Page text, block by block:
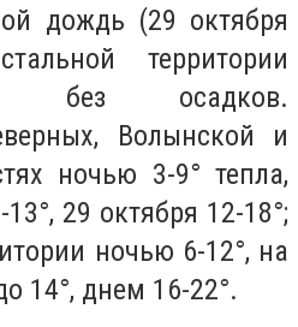
дождь (29 октября
территории
без осадков.
Волынской и
ночью 3-9° тепла,
29 октября 12-18°;
ночью 6-12°, на
14°, днем 16-22°.